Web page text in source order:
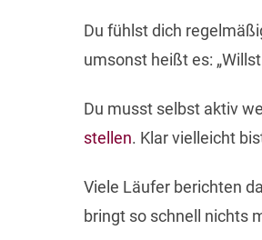
Du fühlst dich
umsonst heißt es:
Du musst selbst aktiv
stellen. Klar vielleicht
Viele Läufer berichten
bringt so schnell nichts